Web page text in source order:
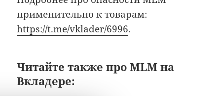
применительно к товарам:
https://t.me/vklader/6996.
Читайте также про MLM на
Вкладере: